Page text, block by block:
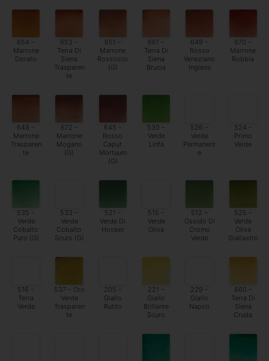
654 –
Marrone
Dorato
653 –
Terra Di
Siena
Trasparen
te
651 –
Marrone
Rossiccio
(G)
661 –
Terra Di
Siena
Brucia
649 –
Rosso
Veneziano
Inglese
670 –
Marrone
Robbia
648 –
Marrone
Trasparen
te
672 –
Marrone
Mogano
(G)
645 –
Rosso
Caput
Mortuum
(G)
530 –
Verde
Linfa
526 –
Verde
Permanent
e
524 –
Primo
Verde
535 –
Verde
Cobalto
Puro (G)
533 –
Verde
Cobalto
Scuro (G)
521 –
Verde Di
Hooker
515 –
Verde
Oliva
512 –
Ossido Di
Cromo
Verde
525 –
Verde
Oliva
Giallastro
516 –
Terra
Verde
537 – Oro
Verde
Trasparen
te
205 –
Giallo
Rutilo
221 –
Giallo
Brillante
Scuro
229 –
Giallo
Napoli
660 –
Terra Di
Siena
Cruda